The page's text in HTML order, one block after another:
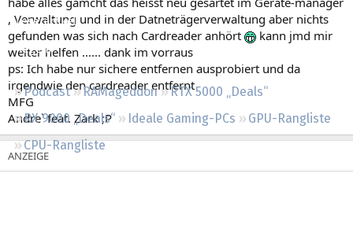
Leserartikel
Regeln
Podcast RAMageddon
RTX 5000 „Deals“
RX 9000 „Deals“
Ideale Gaming-PCs
GPU-Rangliste
CPU-Rangliste
, Verwaltung und in der Datneträgerverwaltung aber nichts
gefunden was sich nach Cardreader anhört
kann jmd mir
weiter helfen ...... dank im vorraus
ps: Ich habe nur sichere entfernen ausprobiert und da
irgendwie den cardreader entfernt
MFG
Andre` feat. Zark ;P